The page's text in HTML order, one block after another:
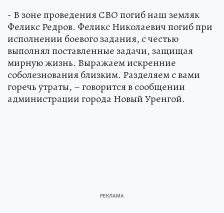
- В зоне проведения СВО погиб наш земляк
Феликс Редров. Феликс Николаевич погиб при
исполнении боевого задания, с честью
выполнял поставленные задачи, защищая
мирную жизнь. Выражаем искренние
соболезнования близким. Разделяем с вами
горечь утраты, – говорится в сообщении
администрации города Новый Уренгой.